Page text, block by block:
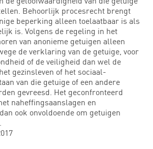
Behoorlijk procesrecht brengt
beperking alleen toelaatbaar is als
is. Volgens de regeling in het
van anonieme getuigen alleen
de verklaring van de getuige, voor
of de veiligheid dan wel de
gezinsleven of het sociaal-
van die getuige of een andere
gevreesd. Het geconfronteerd
naheffingsaanslagen en
ook onvoldoende om getuigen